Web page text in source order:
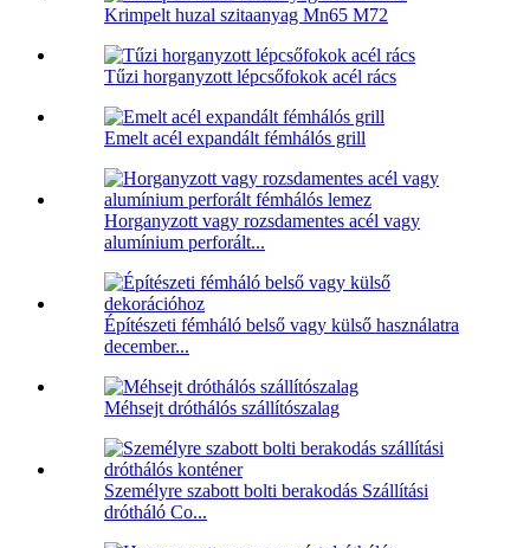
Krimpelt huzal szitaanyag Mn65 M72
Tűzi horganyzott lépcsőfokok acél rács
Emelt acél expandált fémhálós grill
Horganyzott vagy rozsdamentes acél vagy
alumínium perforált...
Építészeti fémháló belső vagy külső használatra
december...
Méhsejt dróthálós szállítószalag
Személyre szabott bolti berakodás Szállítási
drótháló Co...